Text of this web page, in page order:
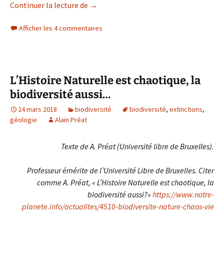
Continuer la lecture de Biodiversité, le vrai, le faux et
→
Afficher les 4 commentaires
L’Histoire Naturelle est chaotique, la
biodiversité aussi…
24 mars 2018 biodiversité biodiversité, extinctions,
géologie
Alain Préat
Texte de A. Préat (Université libre de Bruxelles).
Professeur émérite de l’Université Libre de Bruxelles. Citer
comme A. Préat, « L’Histoire Naturelle est chaotique, la
biodiversité aussi?» https://www.notre-
planete.info/actualites/4510-biodiversite-nature-chaos-vie